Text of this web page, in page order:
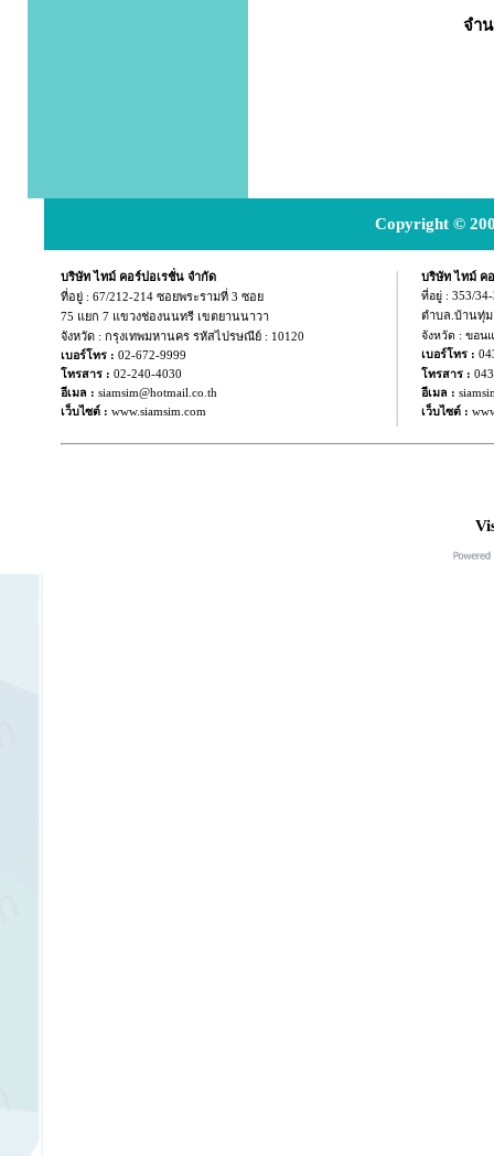
จำ
Copyright ©
บริษัท ไทม์ คอร์ปอเรชั่น จำกัด
ที่อยู่ : 67/212-214 ซอยพระรามที่ 3 ซอย
75 แยก 7 แขวงช่องนนทรี เขตยานนาวา
จังหวัด : กรุงเทพมหานคร รหัสไปรษณีย์ : 10120
เบอร์โทร : 02-672-9999
โทรสาร : 02-240-4030
อีเมล : siamsim@hotmail.co.th
เว็บไซต์ : www.siamsim.com
บริษัท ไทม์ ค
ที่อยู่ : 353/
ตำบล.บ้านทุ่
จังหวัด : ขอน
เบอร์โทร :
โทรสาร :
อีเมล :
เว็บไซต์ :